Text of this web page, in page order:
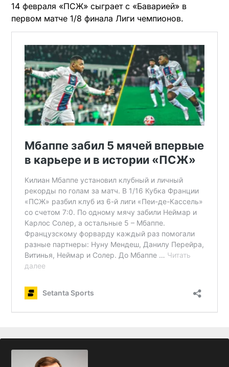
14 февраля «ПСЖ» сыграет с «Баварией» в
первом матче 1/8 финала Лиги чемпионов.